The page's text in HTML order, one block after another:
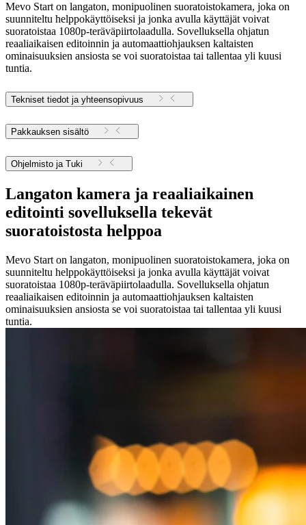
Mevo Start on langaton, monipuolinen suoratoistokamera, joka on
suunniteltu helppokäyttöiseksi ja jonka avulla käyttäjät voivat
suoratoistaa 1080p-teräväpiirtolaadulla. Sovelluksella ohjatun
reaaliaikaisen editoinnin ja automaattiohjauksen kaltaisten
ominaisuuksien ansiosta se voi suoratoistaa tai tallentaa yli kuusi
tuntia.
Tekniset tiedot ja yhteensopivuus
Pakkauksen sisältö
Ohjelmisto ja Tuki
Langaton kamera ja reaaliaikainen
editointi sovelluksella tekevät
suoratoistosta helppoa
Mevo Start on langaton, monipuolinen suoratoistokamera, joka on
suunniteltu helppokäyttöiseksi ja jonka avulla käyttäjät voivat
suoratoistaa 1080p-teräväpiirtolaadulla. Sovelluksella ohjatun
reaaliaikaisen editoinnin ja automaattiohjauksen kaltaisten
ominaisuuksien ansiosta se voi suoratoistaa tai tallentaa yli kuusi
tuntia.